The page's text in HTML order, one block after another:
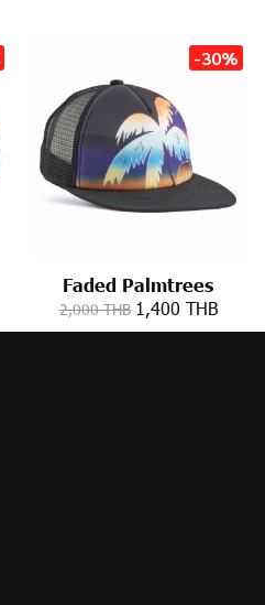
-30%
Faded Palmtrees
2,000 THB 1,400 THB